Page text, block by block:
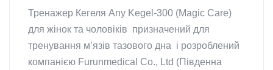
Тренажер Кегеля Any Kegel-300 (Magic Care)
для жінок та чоловіків призначений для
тренування м’язів тазового дна і розроблений
компанією Furunmedical Co., Ltd (Південна